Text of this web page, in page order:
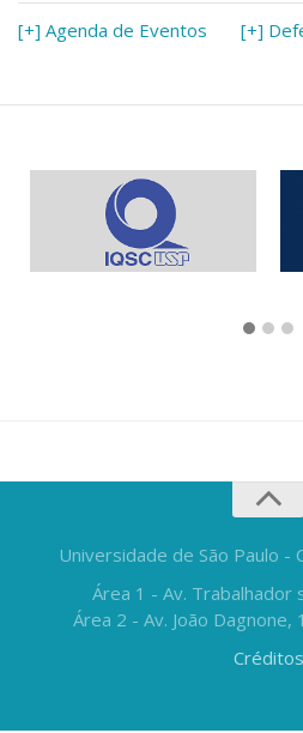
[+] Agenda de Eventos [+]
Universidade de São Paulo -
Área 1 - Av. Trabalhador
Área 2 - Av. João Dagnone,
Créditos